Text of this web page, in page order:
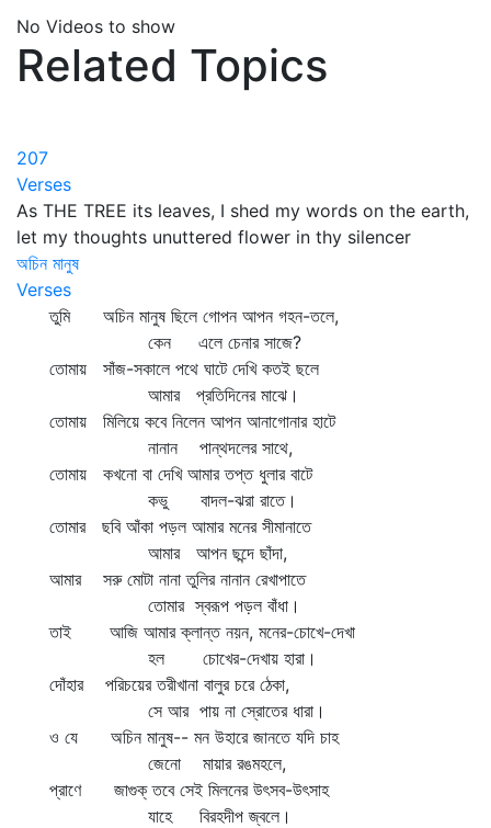
No Videos to show
Related Topics
207
Verses
As THE TREE its leaves, I shed my words on the earth,
let my thoughts unuttered flower in thy silencer
অচিন মানুষ
Verses
তুমি অচিন মানুষ ছিলে গোপন আপন গহন-তলে,
কেন এলে চেনার সাজে?
তোমায় সাঁজ-সকালে পথে ঘাটে দেখি কতই ছলে
আমার প্রতিদিনের মাঝে।
তোমায় মিলিয়ে কবে নিলেন আপন আনাগোনার হাটে
নানান পান্থদলের সাথে,
তোমায় কখনো বা দেখি আমার তপ্ত ধুলার বাটে
কভু বাদল-ঝরা রাতে।
তোমার ছবি আঁকা পড়ল আমার মনের সীমানাতে
আমার আপন ছন্দে ছাঁদা,
আমার সরু মোটা নানা তুলির নানান রেখাপাতে
তোমার স্বরূপ পড়ল বাঁধা।
তাই আজি আমার ক্লান্ত নয়ন, মনের-চোখে-দেখা
হল চোখের-দেখায় হারা।
দোঁহার পরিচয়ের তরীখানা বালুর চরে ঠেকা,
সে আর পায় না স্রোতের ধারা।
ও যে অচিন মানুষ-- মন উহারে জানতে যদি চাহ
জেনো মায়ার রঙমহলে,
প্রাণে জাগুক্‌ তবে সেই মিলনের উৎসব-উৎসাহ
যাহে বিরহদীপ জ্বলে।